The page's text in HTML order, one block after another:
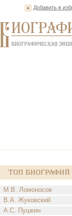
Добавить в
Топ Биографий
М.В. Ломоносов
В.А. Жуковский
А.С. Пушкин